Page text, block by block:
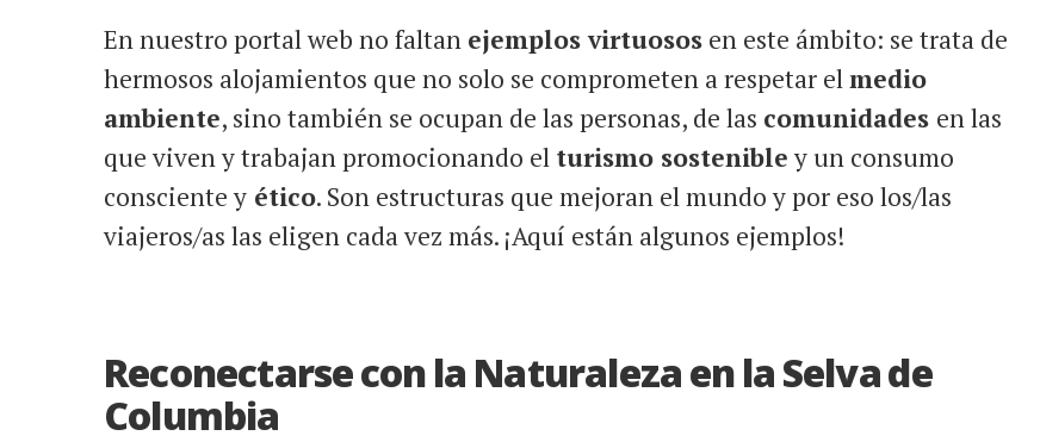
En nuestro portal web no faltan ejemplos virtuosos en este ámbito: se trata de
hermosos alojamientos que no solo se comprometen a respetar elmedio
ambiente, sino también se ocupan de las personas, de las comunidades en las
que viven y trabajan promocionando el turismo sostenibley un consumo
consciente y ético. Son estructuras que mejoran el mundo y por eso los/las
viajeros/as las eligen cada vez más. ¡Aquí están algunos ejemplos!
Reconectarse con la Naturaleza en la Selva de
Columbia